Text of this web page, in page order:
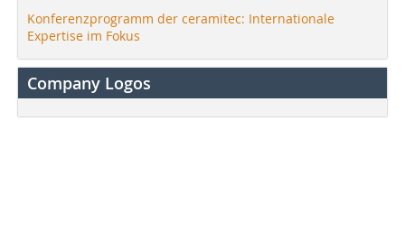
Konferenzprogramm der ceramitec: Internationale
Expertise im Fokus
Company Logos